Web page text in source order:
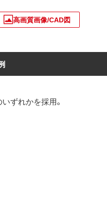
高画質画像/CAD図
いずれかを採用。